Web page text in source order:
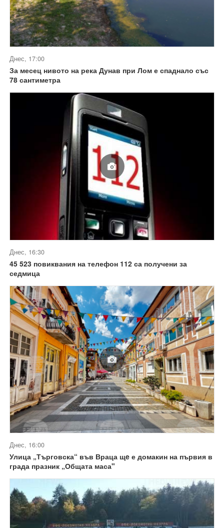
Днес, 17:00
За месец нивото на река Дунав при Лом е спаднало със
78 сантиметра
Днес, 16:30
45 523 повиквания на телефон 112 са получени за
седмица
Днес, 16:00
Улица „Търговска“ във Враца щe е домакин на първия в
града празник „Общата маса"